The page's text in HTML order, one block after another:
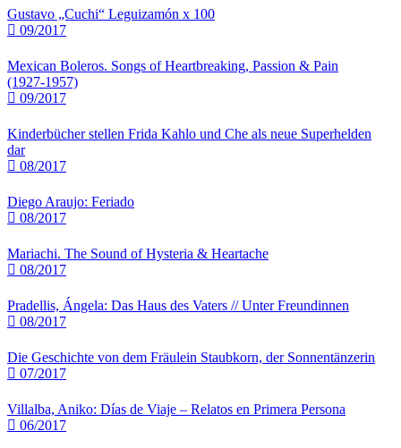
Gustavo „Cuchi“ Leguizamón x 100
09/2017
Mexican Boleros. Songs of Heartbreaking, Passion & Pain
(1927-1957)
09/2017
Kinderbücher stellen Frida Kahlo und Che als neue Superhelden
dar
08/2017
Diego Araujo: Feriado
08/2017
Mariachi. The Sound of Hysteria & Heartache
08/2017
Pradellis, Ángela: Das Haus des Vaters // Unter Freundinnen
08/2017
Die Geschichte von dem Fräulein Staubkorn, der Sonnentänzerin
07/2017
Villalba, Aniko: Días de Viaje – Relatos en Primera Persona
06/2017